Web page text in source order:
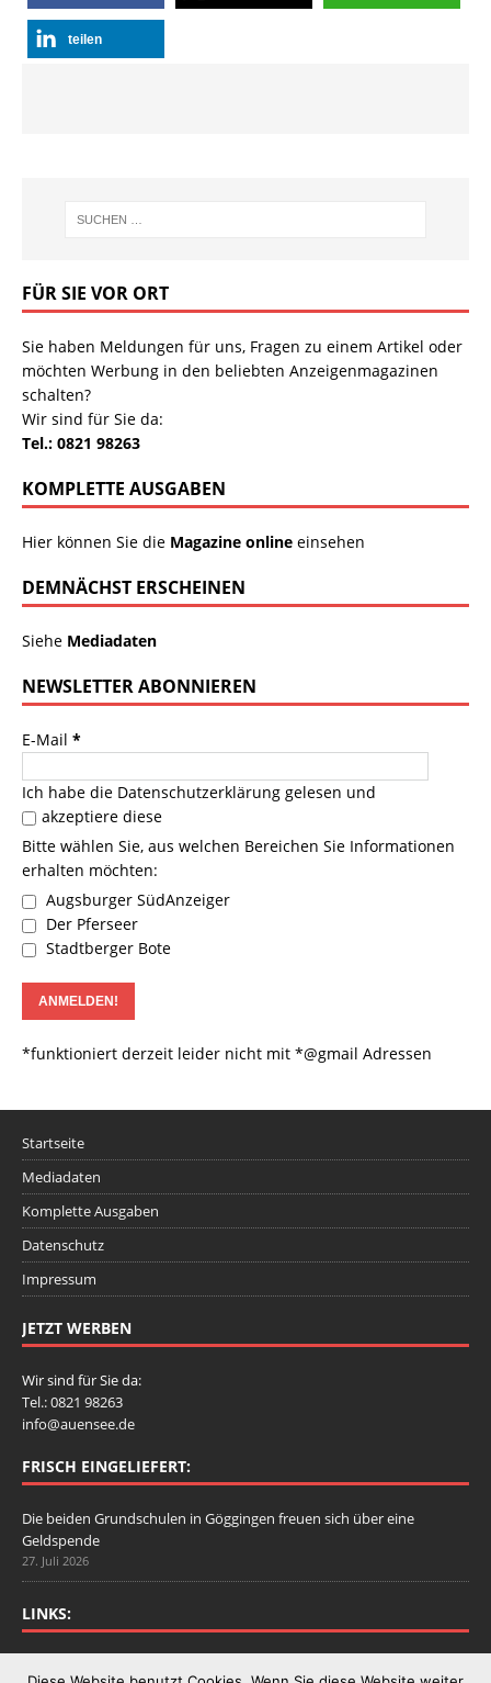
teilen
FÜR SIE VOR ORT
Sie haben Meldungen für uns, Fragen zu einem Artikel oder
möchten Werbung in den beliebten Anzeigenmagazinen
schalten?
Wir sind für Sie da:
Tel.: 0821 98263
KOMPLETTE AUSGABEN
Hier können Sie die Magazine online einsehen
DEMNÄCHST ERSCHEINEN
Siehe Mediadaten
NEWSLETTER ABONNIEREN
E-Mail *
Ich habe die Datenschutzerklärung gelesen und
akzeptiere diese
Bitte wählen Sie, aus welchen Bereichen Sie Informationen
erhalten möchten:
Augsburger SüdAnzeiger
Der Pferseer
Stadtberger Bote
*funktioniert derzeit leider nicht mit *@gmail Adressen
Startseite
Mediadaten
Komplette Ausgaben
Datenschutz
Impressum
JETZT WERBEN
Wir sind für Sie da:
Tel.: 0821 98263
info@auensee.de
FRISCH EINGELIEFERT:
Die beiden Grundschulen in Göggingen freuen sich über eine
Geldspende
27. Juli 2026
LINKS: